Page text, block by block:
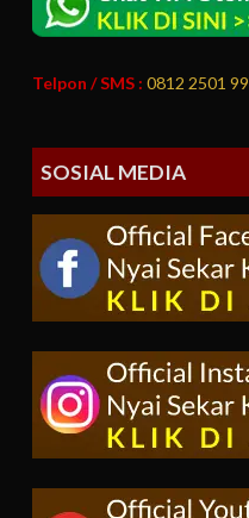
Telpon / SMS : 0812 2501
SOSIAL MEDIA